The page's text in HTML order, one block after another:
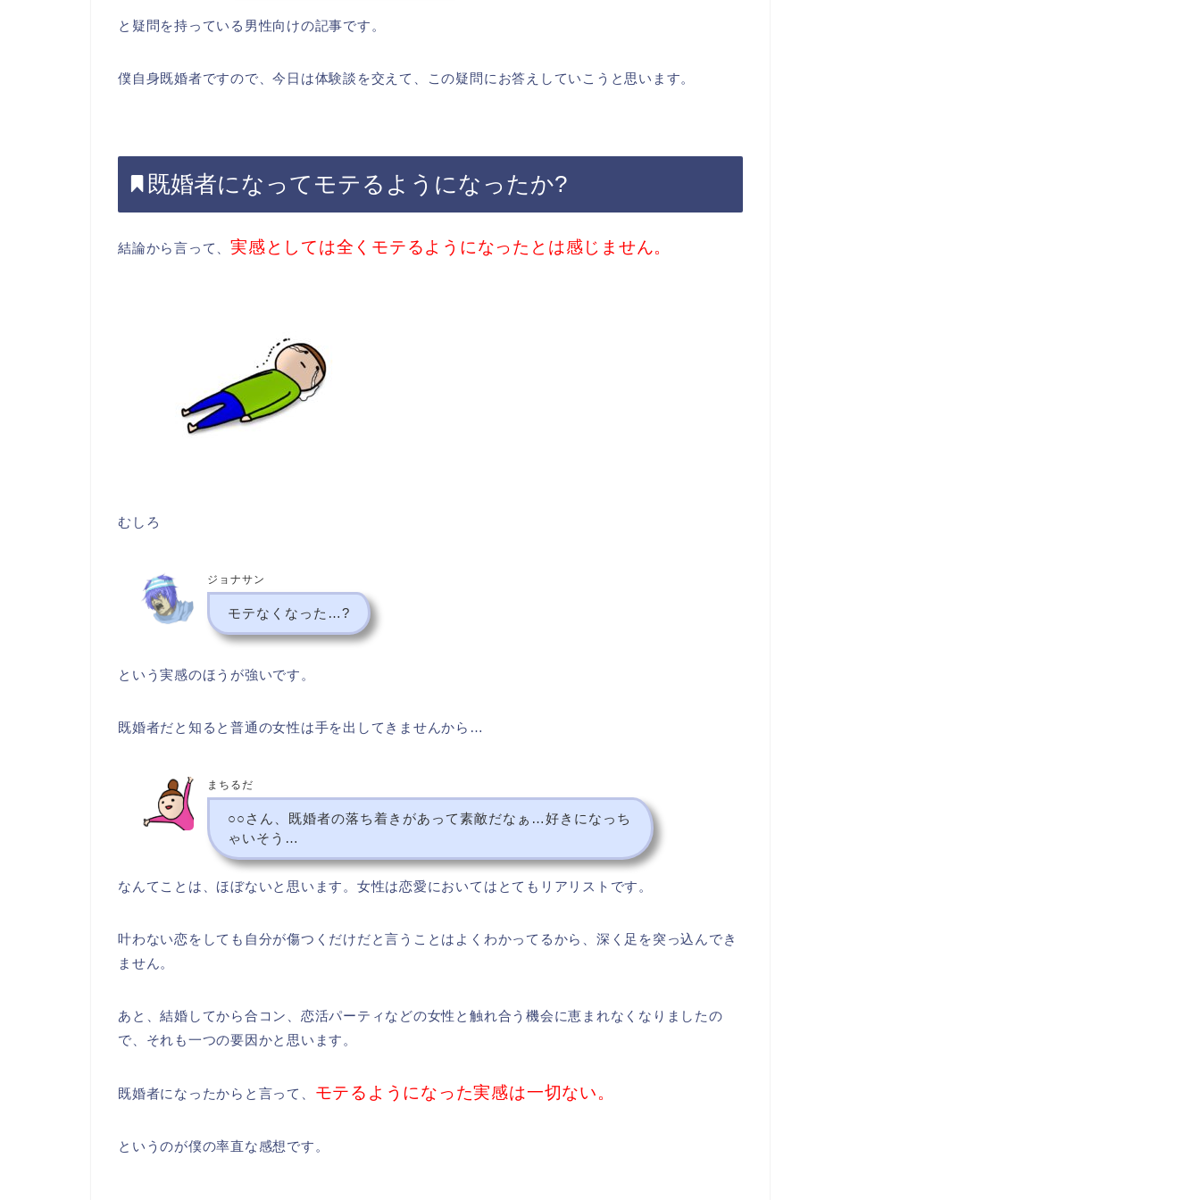
と疑問を持っている男性向けの記事です。
僕自身既婚者ですので、今日は体験談を交えて、この疑問にお答えしていこうと思います。
既婚者になってモテるようになったか?
結論から言って、実感としては全くモテるようになったとは感じません。
むしろ
ジョナサン
モテなくなった…?
という実感のほうが強いです。
既婚者だと知ると普通の女性は手を出してきませんから…
まちるだ
○○さん、既婚者の落ち着きがあって素敵だなぁ…好きになっち
ゃいそう…
なんてことは、ほぼないと思います。女性は恋愛においてはとてもリアリストです。
叶わない恋をしても自分が傷つくだけだと言うことはよくわかってるから、深く足を突っ込んでき
ません。
あと、結婚してから合コン、恋活パーティなどの女性と触れ合う機会に恵まれなくなりましたの
で、それも一つの要因かと思います。
既婚者になったからと言って、 モテるようになった実感は一切ない。
というのが僕の率直な感想です。